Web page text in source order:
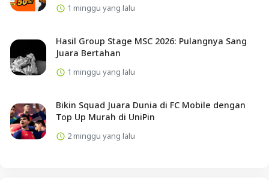
1 minggu yang lalu
Hasil Group Stage MSC 2026: Pulangnya Sang
Juara Bertahan
1 minggu yang lalu
Bikin Squad Juara Dunia di FC Mobile dengan
Top Up Murah di UniPin
2 minggu yang lalu